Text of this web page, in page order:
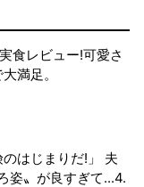
食レビュー!可愛さ
満足。
のはじまりだ!」 夫
姿〟が良すぎて...4.